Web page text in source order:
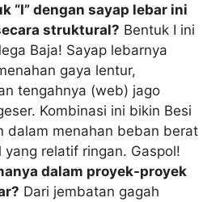
“I” dengan sayap lebar ini
struktural? Bentuk I ini
Baja! Sayap lebarnya
gaya lentur,
tengahnya (web) jago
Kombinasi ini bikin Besi
dalam menahan beban berat
yang relatif ringan. Gaspol!
dalam proyek-proyek
Dari jembatan gagah